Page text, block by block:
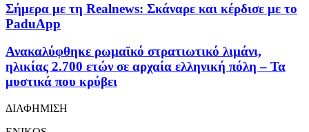
Σήμερα με τη Realnews: Σκάναρε και κέρδισε με το
PaduApp
Ανακαλύφθηκε ρωμαϊκό στρατιωτικό λιμάνι,
ηλικίας 2.700 ετών σε αρχαία ελληνική πόλη – Τα
μυστικά που κρύβει
ΔΙΑΦΗΜΙΣΗ